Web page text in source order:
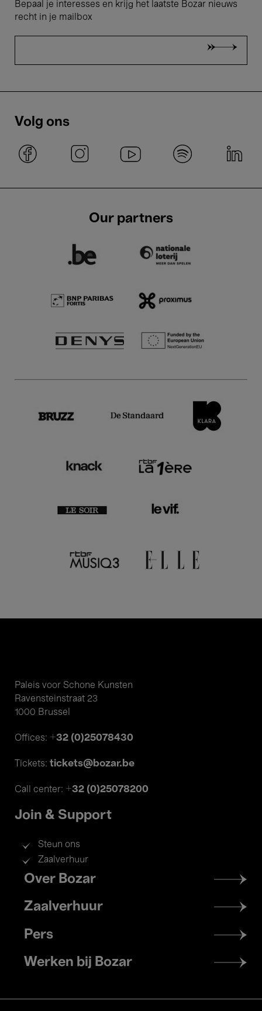
Bepaal je interesses en krijg het laatste Bozar nieuws
recht in je mailbox
Volg ons
Our partners
Paleis voor Schone Kunsten
Ravensteinstraat 23
1000 Brussel
Offices: +32 (0)25078430
Tickets: tickets@bozar.be
Call center: +32 (0)25078200
Join & Support
Steun ons
Zaalverhuur
Footer
menu
Over Bozar
Zaalverhuur
Pers
Werken bij Bozar